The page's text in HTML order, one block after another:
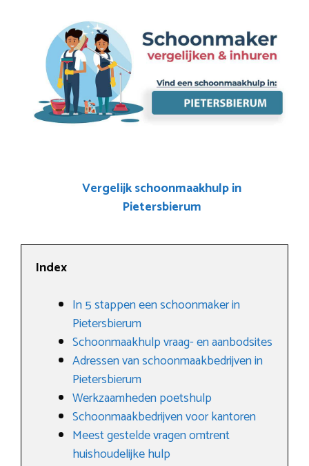
Vergelijk schoonmaakhulp in
Pietersbierum
Index
In 5 stappen een schoonmaker in
Pietersbierum
Schoonmaakhulp vraag- en aanbodsites
Adressen van schoonmaakbedrijven in
Pietersbierum
Werkzaamheden poetshulp
Schoonmaakbedrijven voor kantoren
Meest gestelde vragen omtrent
huishoudelijke hulp